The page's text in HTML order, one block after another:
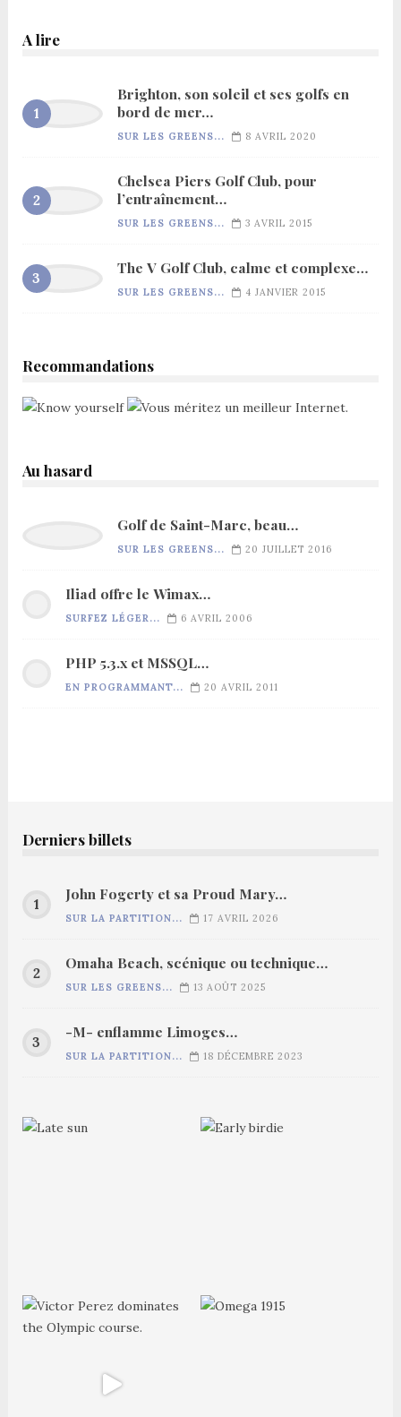
A lire
Brighton, son soleil et ses golfs en
bord de mer…
SUR LES GREENS... 8 AVRIL 2020
Chelsea Piers Golf Club, pour
l’entraînement…
SUR LES GREENS... 3 AVRIL 2015
The V Golf Club, calme et complexe…
SUR LES GREENS... 4 JANVIER 2015
Recommandations
Au hasard
Golf de Saint-Marc, beau…
SUR LES GREENS... 20 JUILLET 2016
Iliad offre le Wimax…
SURFEZ LÉGER... 6 AVRIL 2006
PHP 5.3.x et MSSQL…
EN PROGRAMMANT... 20 AVRIL 2011
Derniers billets
John Fogerty et sa Proud Mary…
SUR LA PARTITION... 17 AVRIL 2026
Omaha Beach, scénique ou technique…
SUR LES GREENS... 13 AOÛT 2025
-M- enflamme Limoges…
SUR LA PARTITION... 18 DÉCEMBRE 2023